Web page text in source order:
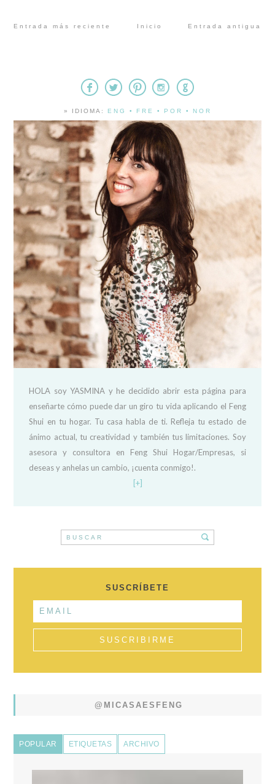
Entrada más reciente Entrada antigua
Inicio
» IDIOMA: ENG • FRE • POR • NOR
HOLA soy YASMINA y he decidido abrir esta página para
enseñarte cómo puede dar un giro tu vida aplicando el Feng
Shui en tu hogar. Tu casa habla de ti. Refleja tu estado de
ánimo actual, tu creatividad y también tus limitaciones. Soy
asesora y consultora en Feng Shui Hogar/Empresas, si
deseas y anhelas un cambio, ¡cuenta conmigo!.
[+]
SUSCRÍBETE
@MICASAESFENG
POPULAR ETIQUETAS ARCHIVO